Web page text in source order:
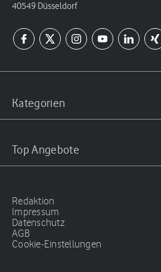
40549 Düsseldorf
Kategorien
Top Angebote
Redaktion
Impressum
Datenschutz
AGB
Cookie-Einstellungen